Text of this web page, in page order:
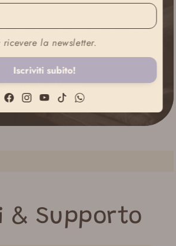
prodotti in promozione! Scopri la
per te e il tuo bambino a prezzi
speciali.
Scopri le offerte
& Supporto
ricevere la newsletter.
Iscriviti subito!
Facebook
Instagram
YouTubeTikTokWhatsApp